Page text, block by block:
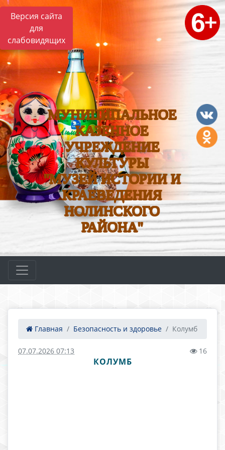
Версия сайта
для
слабовидящих
МУНИЦИПАЛЬНОЕ
КАЗЕННОЕ
УЧРЕЖДЕНИЕ
КУЛЬТУРЫ
"МУЗЕЙ ИСТОРИИ И
КРАЕВЕДЕНИЯ
НОЛИНСКОГО
РАЙОНА"
Главная Безопасность и здоровье Колумб
07.07.2026 07:13 16
КОЛУМБ